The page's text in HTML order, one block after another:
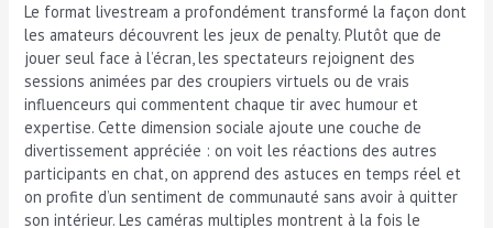
Le format livestream a profondément transformé la façon dont
les amateurs découvrent les jeux de penalty. Plutôt que de
jouer seul face à l’écran, les spectateurs rejoignent des
sessions animées par des croupiers virtuels ou de vrais
influenceurs qui commentent chaque tir avec humour et
expertise. Cette dimension sociale ajoute une couche de
divertissement appréciée : on voit les réactions des autres
participants en chat, on apprend des astuces en temps réel et
on profite d’un sentiment de communauté sans avoir à quitter
son intérieur. Les caméras multiples montrent à la fois le